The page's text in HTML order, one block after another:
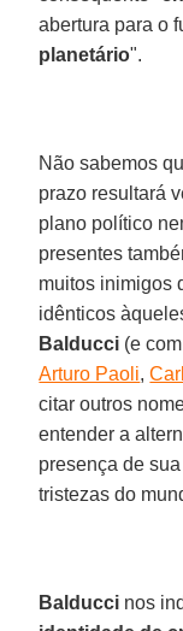
abertura para o
planetário".
Não sabemos
prazo resultará
plano político
presentes
muitos inimigos
idênticos
Balducci (e
Arturo Paoli,
citar outros
entender a
presença de
tristezas do
Balducci nos